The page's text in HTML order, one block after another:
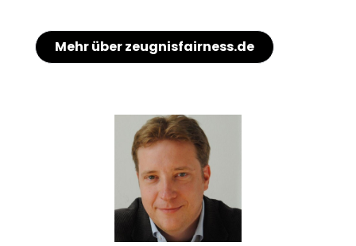
Mehr über zeugnisfairness.de